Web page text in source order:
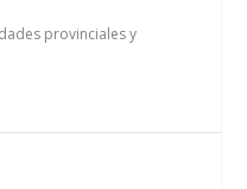
provinciales y